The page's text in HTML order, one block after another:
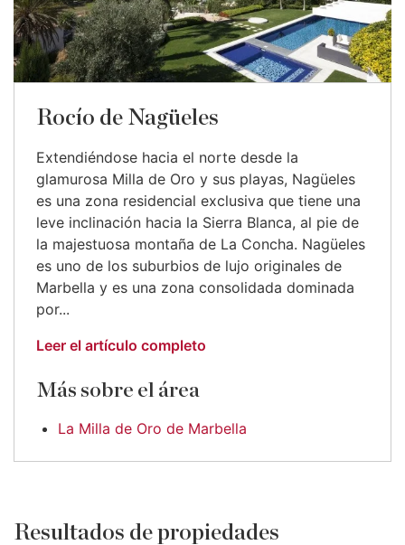
Rocío de Nagüeles
Extendiéndose hacia el norte desde la
glamurosa Milla de Oro y sus playas, Nagüeles
es una zona residencial exclusiva que tiene una
leve inclinación hacia la Sierra Blanca, al pie de
la majestuosa montaña de La Concha. Nagüeles
es uno de los suburbios de lujo originales de
Marbella y es una zona consolidada dominada
por...
Leer el artículo completo
Más sobre el área
La Milla de Oro de Marbella
Resultados de propiedades